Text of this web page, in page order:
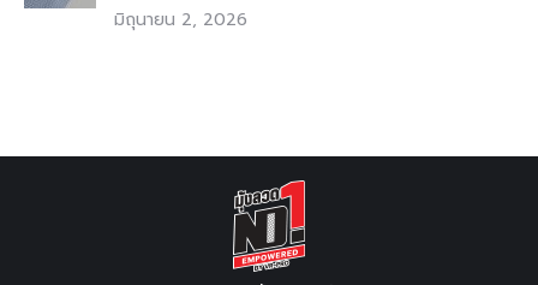
มิถุนายน 2, 2026